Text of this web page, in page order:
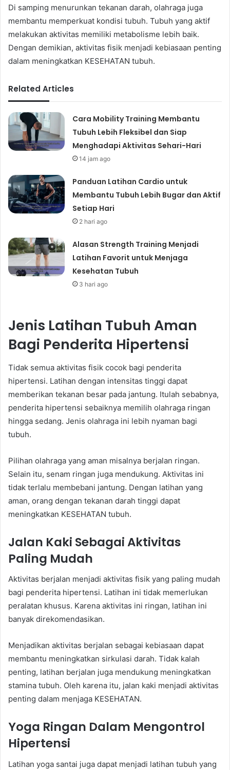
Di samping menurunkan tekanan darah, olahraga juga
membantu memperkuat kondisi tubuh. Tubuh yang aktif
melakukan aktivitas memiliki metabolisme lebih baik.
Dengan demikian, aktivitas fisik menjadi kebiasaan penting
dalam meningkatkan KESEHATAN tubuh.
Related Articles
Cara Mobility Training Membantu
Tubuh Lebih Fleksibel dan Siap
Menghadapi Aktivitas Sehari-Hari
14 jam ago
Panduan Latihan Cardio untuk
Membantu Tubuh Lebih Bugar dan Aktif
Setiap Hari
2 hari ago
Alasan Strength Training Menjadi
Latihan Favorit untuk Menjaga
Kesehatan Tubuh
3 hari ago
Jenis Latihan Tubuh Aman
Bagi Penderita Hipertensi
Tidak semua aktivitas fisik cocok bagi penderita
hipertensi. Latihan dengan intensitas tinggi dapat
memberikan tekanan besar pada jantung. Itulah sebabnya,
penderita hipertensi sebaiknya memilih olahraga ringan
hingga sedang. Jenis olahraga ini lebih nyaman bagi
tubuh.
Pilihan olahraga yang aman misalnya berjalan ringan.
Selain itu, senam ringan juga mendukung. Aktivitas ini
tidak terlalu membebani jantung. Dengan latihan yang
aman, orang dengan tekanan darah tinggi dapat
meningkatkan KESEHATAN tubuh.
Jalan Kaki Sebagai Aktivitas
Paling Mudah
Aktivitas berjalan menjadi aktivitas fisik yang paling mudah
bagi penderita hipertensi. Latihan ini tidak memerlukan
peralatan khusus. Karena aktivitas ini ringan, latihan ini
banyak direkomendasikan.
Menjadikan aktivitas berjalan sebagai kebiasaan dapat
membantu meningkatkan sirkulasi darah. Tidak kalah
penting, latihan berjalan juga mendukung meningkatkan
stamina tubuh. Oleh karena itu, jalan kaki menjadi aktivitas
penting dalam menjaga KESEHATAN.
Yoga Ringan Dalam Mengontrol
Hipertensi
Latihan yoga santai juga dapat menjadi latihan tubuh yang